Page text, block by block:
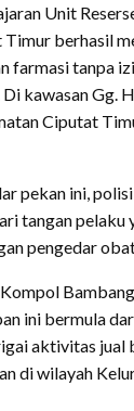
Unit
berhasil
farmasi tanpa
kawasan Gg.
Ciputat
pekan ini,
tangan pelaku
pengedar
ini bermula
aktivitas
di wilayah